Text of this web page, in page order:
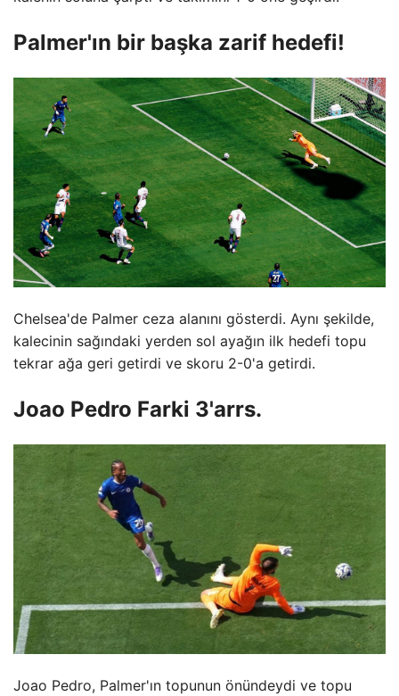
Palmer'ın bir başka zarif hedefi!
Chelsea'de Palmer ceza alanını gösterdi. Aynı şekilde,
kalecinin sağındaki yerden sol ayağın ilk hedefi topu
tekrar ağa geri getirdi ve skoru 2-0'a getirdi.
Joao Pedro Farki 3'arrs.
Joao Pedro, Palmer'ın topunun önündeydi ve topu